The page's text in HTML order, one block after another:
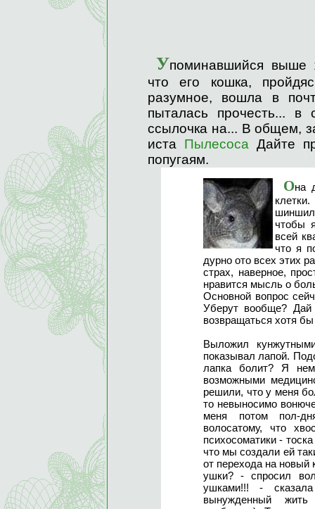
Упоминавшийся выше
что его кошка,
разумное, вошла в
пыталась прочесть...
ссылочка на... В общем,
иста Пылесоса Дайте
попугаям.
Она
чтобы
всей
что я
дурно ото всех этих
страх, наверное,
нравится мысль о
Основной вопрос
Уберут вообще?
возвращаться хотя
Выложил
показывал лапой.
лапка болит? Я
возможными
решили, что у меня
то невыносимо
меня потом пол-
волосатому, что
психосоматики -
что мы создали ей
от перехода на
ушки? - спросил
ушками!!! -
вынужденный жить